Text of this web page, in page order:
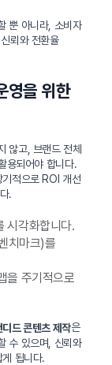
뿐 아니라, 소비자
뢰와 전환율
영을 위한
않고, 브랜드 전체
용되어야 합니다.
적으로 ROI 개선
.
시각화합니다.
치마크)를
을 주기적으로
디드 콘텐츠 제작은
수 있으며, 신뢰와
됩니다.